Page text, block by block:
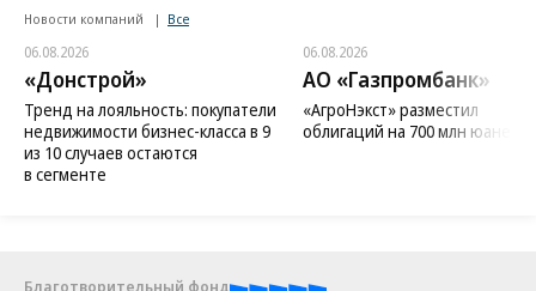
Новости компаний Все
06.08.2026
«Донстрой»
Тренд на лояльность: покупатели
недвижимости бизнес-класса в 9
из 10 случаев остаются
в сегменте
06.08.2026
АО «Газпромбанк»
«АгроНэкст» разместил
облигаций на 700 млн юаней
Благотворительный фонд